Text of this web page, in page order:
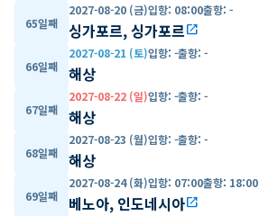
65일째
2027-08-20 (금)입항: 08:00출항: -
싱가포르, 싱가포르open_in_new
66일째
2027-08-21 (토)입항: -출항: -
해상
67일째
2027-08-22 (일)입항: -출항: -
해상
68일째
2027-08-23 (월)입항: -출항: -
해상
69일째
2027-08-24 (화)입항: 07:00출항: 18:00
베노아, 인도네시아open_in_new